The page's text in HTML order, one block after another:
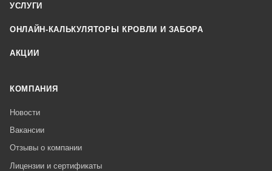
УСЛУГИ
ОНЛАЙН-КАЛЬКУЛЯТОРЫ КРОВЛИ И ЗАБОРА
АКЦИИ
КОМПАНИЯ
Новости
Вакансии
Отзывы о компании
Лицензии и сертификаты